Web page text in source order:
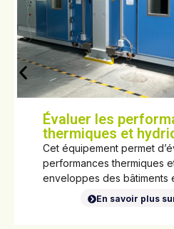
Évaluer les
thermiques et
Cet équipement permet
performances thermiques
enveloppes des bâtiments
En savoir plus